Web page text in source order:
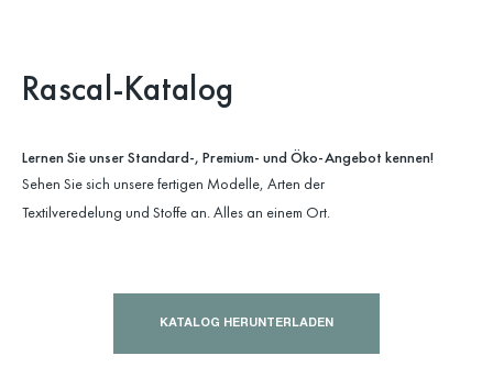
Rascal-Katalog
Lernen Sie unser Standard-, Premium- und Öko-Angebot kennen!
Sehen Sie sich unsere fertigen Modelle, Arten der
Textilveredelung und Stoffe an. Alles an einem Ort.
KATALOG HERUNTERLADEN